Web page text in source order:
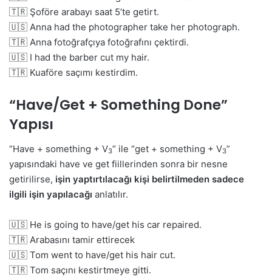
🇹🇷 Şoföre arabayı saat 5’te getirt.
🇺🇸 Anna had the photographer take her photograph.
🇹🇷 Anna fotoğrafçıya fotoğrafını çektirdi.
🇺🇸 I had the barber cut my hair.
🇹🇷 Kuaföre saçımı kestirdim.
“Have/Get + Something Done”
Yapısı
“Have + something + V3” ile “get + something + V3”
yapısındaki have ve get fiillerinden sonra bir nesne
getirilirse, işin yaptırtılacağı kişi belirtilmeden sadece
ilgili işin yapılacağı anlatılır.
🇺🇸 He is going to have/get his car repaired.
🇹🇷 Arabasını tamir ettirecek
🇺🇸 Tom went to have/get his hair cut.
🇹🇷 Tom saçını kestirtmeye gitti.